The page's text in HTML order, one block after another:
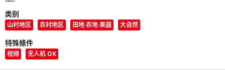
类别
山村地区 农村地区 田地·农地·果园 大自然
特殊條件
视频 无人机 OK